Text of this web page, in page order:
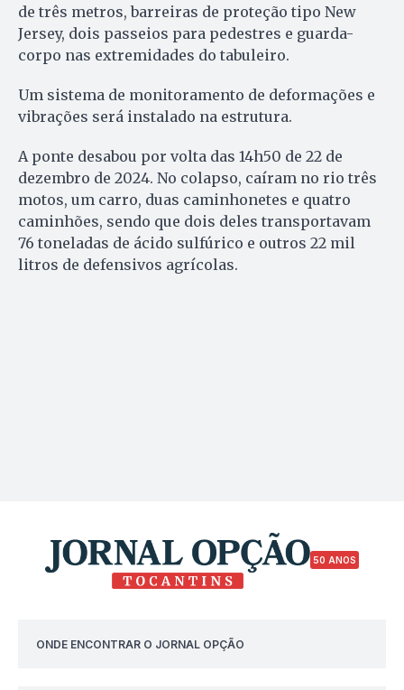
de três metros, barreiras de proteção tipo New
Jersey, dois passeios para pedestres e guarda-
corpo nas extremidades do tabuleiro.
Um sistema de monitoramento de deformações e
vibrações será instalado na estrutura.
A ponte desabou por volta das 14h50 de 22 de
dezembro de 2024. No colapso, caíram no rio três
motos, um carro, duas caminhonetes e quatro
caminhões, sendo que dois deles transportavam
76 toneladas de ácido sulfúrico e outros 22 mil
litros de defensivos agrícolas.
50 ANOS
ONDE ENCONTRAR O JORNAL OPÇÃO